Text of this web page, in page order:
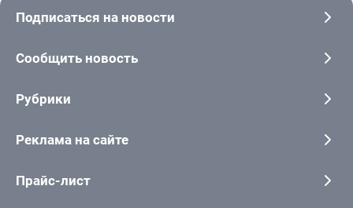
Подписаться на новости
Сообщить новость
Рубрики
Реклама на сайте
Прайс-лист